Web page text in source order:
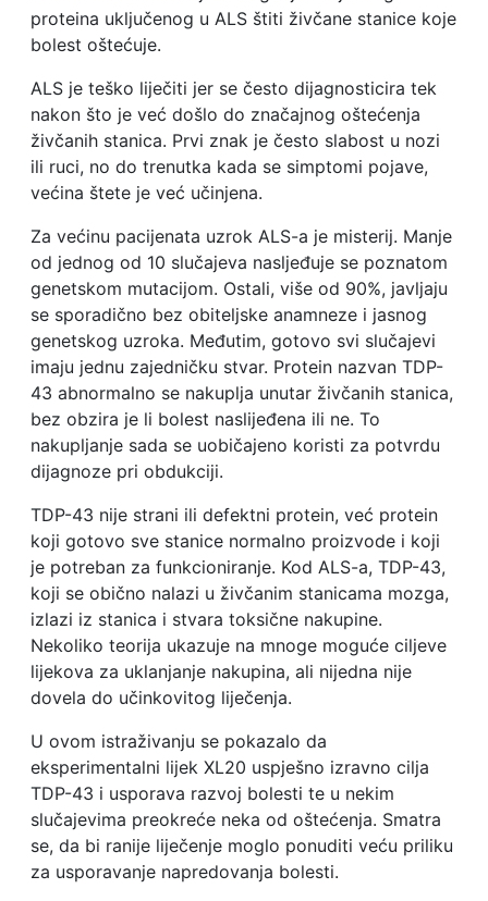
proteina uključenog u ALS štiti živčane stanice koje
bolest oštećuje.
ALS je teško liječiti jer se često dijagnosticira tek
nakon što je već došlo do značajnog oštećenja
živčanih stanica. Prvi znak je često slabost u nozi
ili ruci, no do trenutka kada se simptomi pojave,
većina štete je već učinjena.
Za većinu pacijenata uzrok ALS-a je misterij. Manje
od jednog od 10 slučajeva nasljeđuje se poznatom
genetskom mutacijom. Ostali, više od 90%, javljaju
se sporadično bez obiteljske anamneze i jasnog
genetskog uzroka. Međutim, gotovo svi slučajevi
imaju jednu zajedničku stvar. Protein nazvan TDP-
43 abnormalno se nakuplja unutar živčanih stanica,
bez obzira je li bolest naslijeđena ili ne. To
nakupljanje sada se uobičajeno koristi za potvrdu
dijagnoze pri obdukciji.
TDP-43 nije strani ili defektni protein, već protein
koji gotovo sve stanice normalno proizvode i koji
je potreban za funkcioniranje. Kod ALS-a, TDP-43,
koji se obično nalazi u živčanim stanicama mozga,
izlazi iz stanica i stvara toksične nakupine.
Nekoliko teorija ukazuje na mnoge moguće ciljeve
lijekova za uklanjanje nakupina, ali nijedna nije
dovela do učinkovitog liječenja.
U ovom istraživanju se pokazalo da
eksperimentalni lijek XL20 uspješno izravno cilja
TDP-43 i usporava razvoj bolesti te u nekim
slučajevima preokreće neka od oštećenja. Smatra
se, da bi ranije liječenje moglo ponuditi veću priliku
za usporavanje napredovanja bolesti.